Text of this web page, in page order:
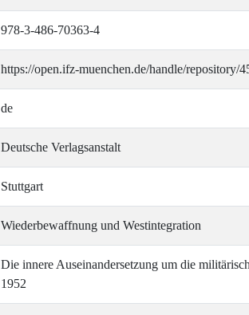
978-3-486-70363-4
https://open.ifz-muenchen.de/handle/repository/
de
Deutsche Verlagsanstalt
Stuttgart
Wiederbewaffnung und Westintegration
Die innere Auseinandersetzung um die
1952